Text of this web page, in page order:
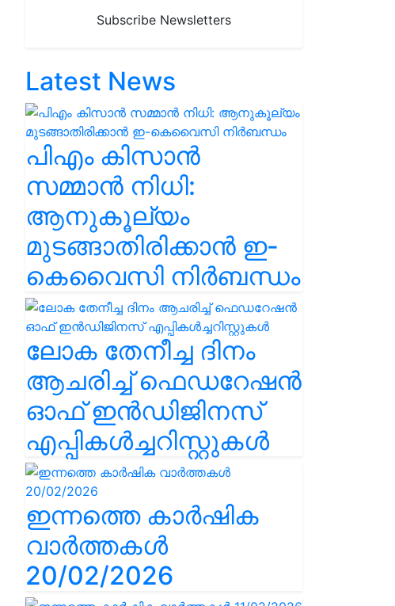
Subscribe Newsletters
Latest News
പിഎം കിസാൻ
സമ്മാൻ നിധി:
ആനുകൂല്യം
മുടങ്ങാതിരിക്കാൻ ഇ-
കെവൈസി നിർബന്ധം
ലോക തേനീച്ച ദിനം
ആചരിച്ച് ഫെഡറേഷൻ
ഓഫ് ഇൻഡിജിനസ്
എപ്പികൾച്ചറിസ്റ്റുകൾ
ഇന്നത്തെ കാർഷിക
വാർത്തകൾ
20/02/2026